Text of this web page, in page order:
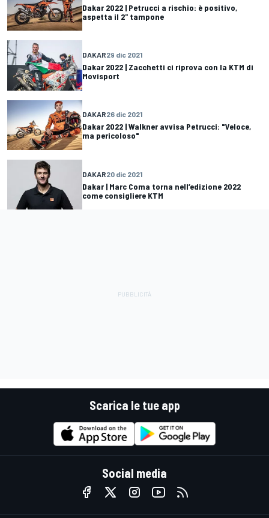
Dakar 2022 | Petrucci a rischio: è positivo,
aspetta il 2° tampone
DAKAR29 dic 2021
Dakar 2022 | Zacchetti ci riprova con la KTM di
Movisport
DAKAR26 dic 2021
Dakar 2022 | Walkner avvisa Petrucci: "Veloce,
ma pericoloso"
DAKAR20 dic 2021
Dakar | Marc Coma torna nell’edizione 2022
come consigliere KTM
Scarica le tue app
Social media